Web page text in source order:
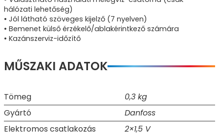
hálózati lehetőség)
• Jól látható szöveges kijelző (7 nyelven)
• Bemenet külső érzékelő/ablakérintkező számára
• Kazánszerviz-időzítő
MŰSZAKI ADATOK
Tömeg
0,3 kg
Gyártó
Danfoss
Elektromos csatlakozás
2×1,5 V